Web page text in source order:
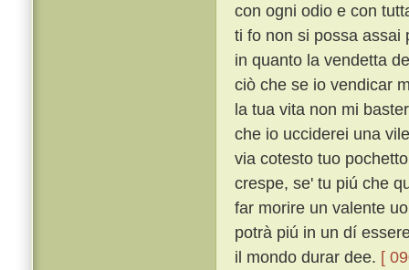
con ogni odio e con
ti fo non si possa assai
in quanto la vendetta
ciò che se io vendicar
la tua vita non mi
che io ucciderei una
via cotesto tuo
crespe, se' tu piú che
far morire un valente
potrà piú in un dí
il mondo durar dee. [